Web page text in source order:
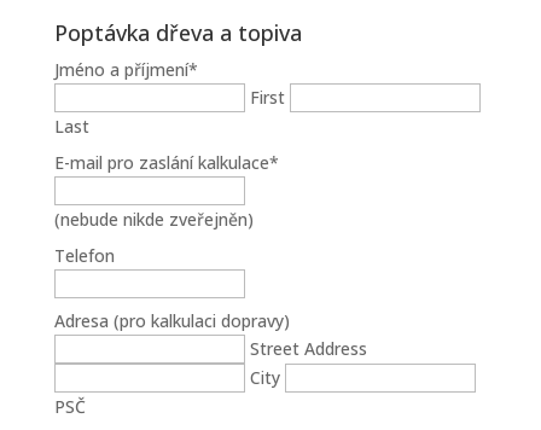
Poptávka dřeva a topiva
Jméno a příjmení*
First
Last
E-mail pro zaslání kalkulace*
(nebude nikde zveřejněn)
Telefon
Adresa (pro kalkulaci dopravy)
Street Address
City
PSČ